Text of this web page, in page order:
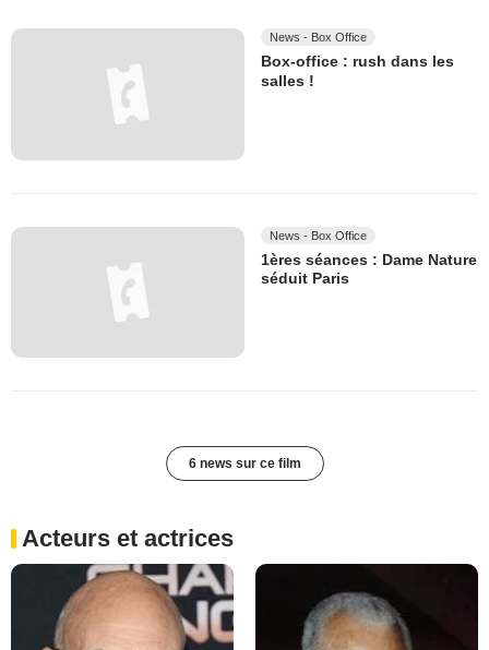
News - Box Office
Box-office : rush dans les
salles !
News - Box Office
1ères séances : Dame Nature
séduit Paris
6 news sur ce film
Acteurs et actrices